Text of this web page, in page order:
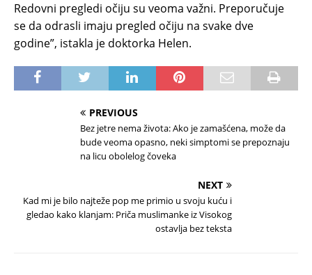
Redovni pregledi očiju su veoma važni. Preporučuje
se da odrasli imaju pregled očiju na svake dve
godine”, istakla je doktorka Helen.
PREVIOUS
Bez jetre nema života: Ako je zamašćena, može da
bude veoma opasno, neki simptomi se prepoznaju
na licu obolelog čoveka
NEXT
Kad mi je bilo najteže pop me primio u svoju kuću i
gledao kako klanjam: Priča muslimanke iz Visokog
ostavlja bez teksta